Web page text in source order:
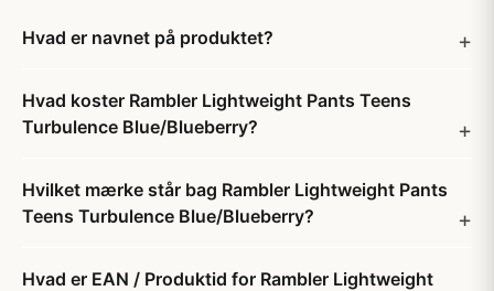
Hvad er navnet på produktet?
Hvad koster Rambler Lightweight Pants Teens
Turbulence Blue/Blueberry?
Hvilket mærke står bag Rambler Lightweight Pants
Teens Turbulence Blue/Blueberry?
Hvad er EAN / Produktid for Rambler Lightweight